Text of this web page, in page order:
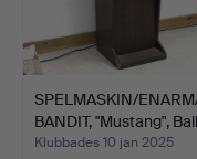
SPELMASKIN/
BANDIT, "Mustang",
Klubbades 10 jan 2025